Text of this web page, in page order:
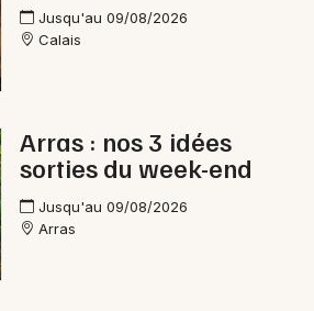
Jusqu'au 09/08/2026
Calais
Arras : nos 3 idées
sorties du week-end
Jusqu'au 09/08/2026
Arras